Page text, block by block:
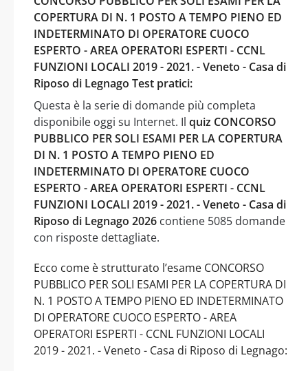
COPERTURA DI N. 1 POSTO A TEMPO PIENO ED
INDETERMINATO DI OPERATORE CUOCO
ESPERTO - AREA OPERATORI ESPERTI - CCNL
FUNZIONI LOCALI 2019 - 2021. - Veneto - Casa di
Riposo di Legnago Test pratici:
Questa è la serie di domande più completa
disponibile oggi su Internet. Il quiz CONCORSO
PUBBLICO PER SOLI ESAMI PER LA COPERTURA
DI N. 1 POSTO A TEMPO PIENO ED
INDETERMINATO DI OPERATORE CUOCO
ESPERTO - AREA OPERATORI ESPERTI - CCNL
FUNZIONI LOCALI 2019 - 2021. - Veneto - Casa di
Riposo di Legnago 2026 contiene 5085 domande
con risposte dettagliate.
Ecco come è strutturato l’esame CONCORSO
PUBBLICO PER SOLI ESAMI PER LA COPERTURA DI
N. 1 POSTO A TEMPO PIENO ED INDETERMINATO
DI OPERATORE CUOCO ESPERTO - AREA
OPERATORI ESPERTI - CCNL FUNZIONI LOCALI
2019 - 2021. - Veneto - Casa di Riposo di Legnago: